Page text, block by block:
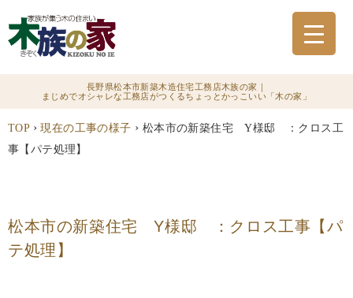
長野県松本市新築木造住宅工務店木族の家｜
まじめでオシャレな工務店がつくるちょっとかっこいい「木の家」
TOP › 現在の工事の様子 › 松本市の新築住宅 Y様邸 ：クロス工
事【パテ処理】
松本市の新築住宅 Y様邸 ：クロス工事【パ
テ処理】